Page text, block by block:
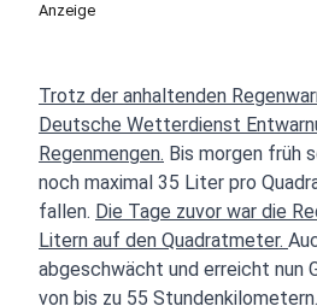
Anzeige
Trotz der anhaltenden
Deutsche Wetterdienst
Regenmengen. Bis morgen früh
noch maximal 35 Liter pro
fallen. Die Tage zuvor war die
Litern auf den Quadratmeter.
abgeschwächt und erreicht nun
von bis zu 55